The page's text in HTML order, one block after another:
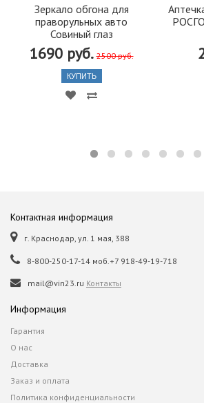
Зеркало обгона для
праворульных авто
Совиный глаз
1690 руб. 2500 руб.
КУПИТЬ
Контактная информация
г. Краснодар, ул. 1 мая, 388
8-800-250-17-14 моб.+7 918-49-19-718
mail@vin23.ru Контакты
Информация
Гарантия
О нас
Доставка
Заказ и оплата
Политика конфиденциальности